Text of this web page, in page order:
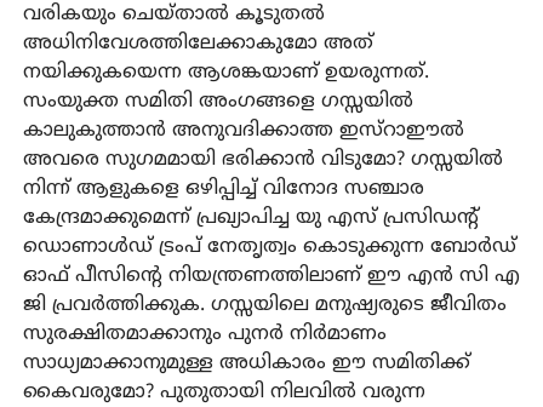
വരികയും ചെയ്താല്‍ കൂടുതല്‍
അധിനിവേശത്തിലേക്കാകുമോ അത്
നയിക്കുകയെന്ന ആശങ്കയാണ് ഉയരുന്നത്.
സംയുക്ത സമിതി അംഗങ്ങളെ ഗസ്സയില്‍
കാലുകുത്താന്‍ അനുവദിക്കാത്ത ഇസ്‌റാഈല്‍
അവരെ സുഗമമായി ഭരിക്കാന്‍ വിടുമോ? ഗസ്സയില്‍
നിന്ന് ആളുകളെ ഒഴിപ്പിച്ച് വിനോദ സഞ്ചാര
കേന്ദ്രമാക്കുമെന്ന് പ്രഖ്യാപിച്ച യു എസ് പ്രസിഡന്റ്
ഡൊണാള്‍ഡ് ട്രംപ് നേതൃത്വം കൊടുക്കുന്ന ബോര്‍ഡ്
ഓഫ് പീസിന്റെ നിയന്ത്രണത്തിലാണ് ഈ എന്‍ സി എ
ജി പ്രവര്‍ത്തിക്കുക. ഗസ്സയിലെ മനുഷ്യരുടെ ജീവിതം
സുരക്ഷിതമാക്കാനും പുനര്‍ നിര്‍മാണം
സാധ്യമാക്കാനുമുള്ള അധികാരം ഈ സമിതിക്ക്
കൈവരുമോ? പുതുതായി നിലവില്‍ വരുന്ന